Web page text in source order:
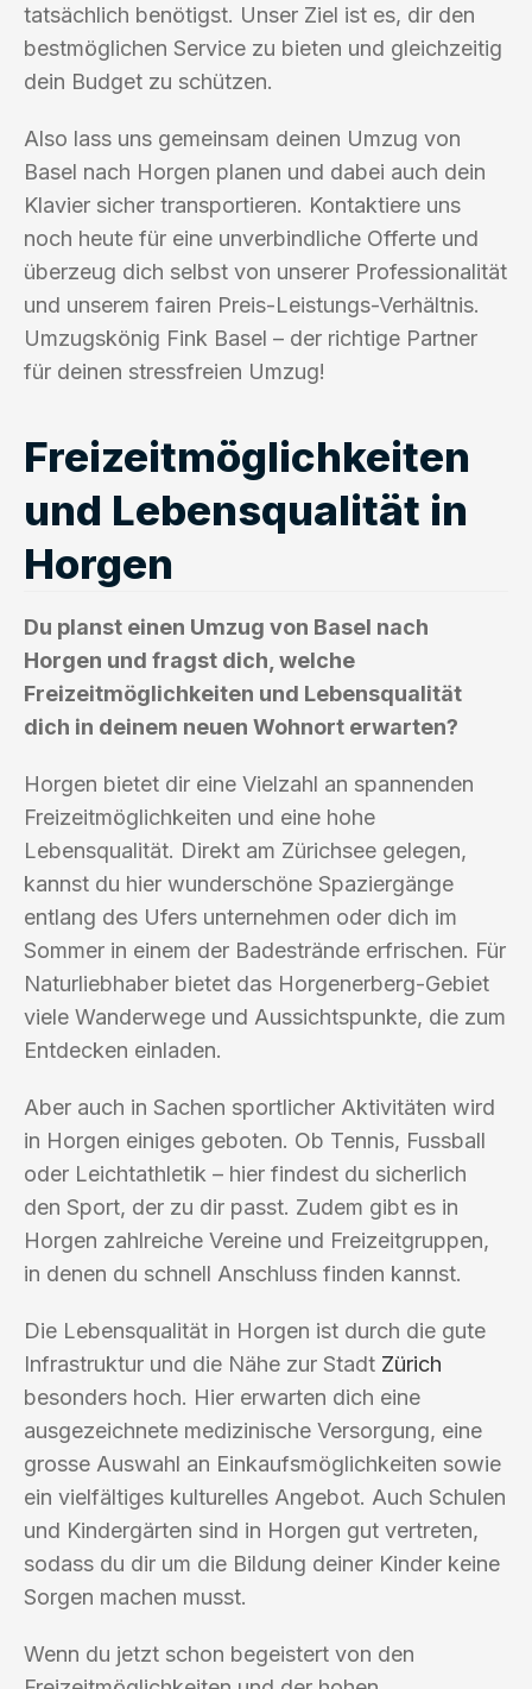
tatsächlich benötigst. Unser Ziel ist es, dir den
bestmöglichen Service zu bieten und gleichzeitig
dein Budget zu schützen.
Also lass uns gemeinsam deinen Umzug von
Basel nach Horgen planen und dabei auch dein
Klavier sicher transportieren. Kontaktiere uns
noch heute für eine unverbindliche Offerte und
überzeug dich selbst von unserer Professionalität
und unserem fairen Preis-Leistungs-Verhältnis.
Umzugskönig Fink Basel – der richtige Partner
für deinen stressfreien Umzug!
Freizeitmöglichkeiten
und Lebensqualität in
Horgen
Du planst einen Umzug von Basel nach
Horgen und fragst dich, welche
Freizeitmöglichkeiten und Lebensqualität
dich in deinem neuen Wohnort erwarten?
Horgen bietet dir eine Vielzahl an spannenden
Freizeitmöglichkeiten und eine hohe
Lebensqualität. Direkt am Zürichsee gelegen,
kannst du hier wunderschöne Spaziergänge
entlang des Ufers unternehmen oder dich im
Sommer in einem der Badestrände erfrischen. Für
Naturliebhaber bietet das Horgenerberg-Gebiet
viele Wanderwege und Aussichtspunkte, die zum
Entdecken einladen.
Aber auch in Sachen sportlicher Aktivitäten wird
in Horgen einiges geboten. Ob Tennis, Fussball
oder Leichtathletik – hier findest du sicherlich
den Sport, der zu dir passt. Zudem gibt es in
Horgen zahlreiche Vereine und Freizeitgruppen,
in denen du schnell Anschluss finden kannst.
Die Lebensqualität in Horgen ist durch die gute
Infrastruktur und die Nähe zur Stadt Zürich
besonders hoch. Hier erwarten dich eine
ausgezeichnete medizinische Versorgung, eine
grosse Auswahl an Einkaufsmöglichkeiten sowie
ein vielfältiges kulturelles Angebot. Auch Schulen
und Kindergärten sind in Horgen gut vertreten,
sodass du dir um die Bildung deiner Kinder keine
Sorgen machen musst.
Wenn du jetzt schon begeistert von den